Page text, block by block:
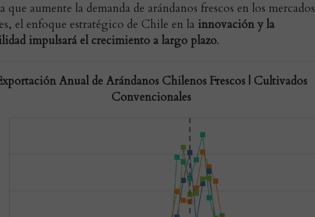
que aumente la demanda de arándanos frescos en los mercados
el enfoque estratégico de Chile en la innovación y la
impulsará el crecimiento a largo plazo.
Anual de Arándanos Chilenos Frescos | Cultivados
Convencionales